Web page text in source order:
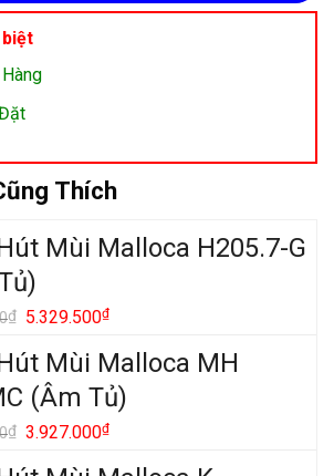
biệt
Thích
Mùi Malloca H205.7-G
₫ Giá
là:
6.270.000₫.
5.329.500₫Giá
tại
là:
5.329.500₫.
Mùi Malloca MH
(Âm Tủ)
₫ Giá
3.927.000₫Giá